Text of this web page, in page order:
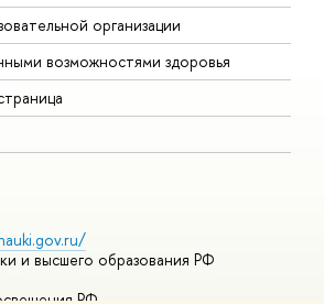
организации
возможностями здоровья
и высшего образования РФ
РФ